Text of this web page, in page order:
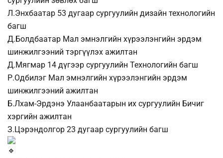
Л.Энхбаатар 53 дугаар сургуулийн дизайн технологийн
багш
Д.Болдбаатар Мал эмнэлгийн хүрээлэнгийн эрдэм
шинжилгээний тэргүүлэх ажилтан
Д.Мягмар 14 дүгээр сургуулийн Технологийн багш
Р.Одбилэг Мал эмнэлгийн хүрээлэнгийн эрдэм
шинжилгээний ажилтан
Б.Лхам-Эрдэнэ Улаанбаатарын их сургуулийн Бичиг
хэргийн ажилтан
З.Цэрэндолгор 23 дугаар сургуулийн багш